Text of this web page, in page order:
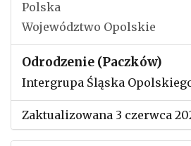
Polska
Województwo Opolskie
Odrodzenie (Paczków)
Intergrupa Śląska
Zaktualizowana 3 czerwca